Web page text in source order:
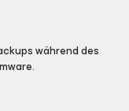
während des